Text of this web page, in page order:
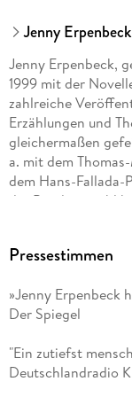
Jenny Erpenbeck
Jenny Erpenbeck,
1999 mit der
zahlreiche
Erzählungen und
gleichermaßen
a. mit dem
dem Hans-Fallada-
der
Fiction Prize
Europeo geehrt.
Guardian auf der
jüngsten Romans
Longlist des
Pressestimmen
»Jenny Erpenbeck
Der Spiegel
"Ein zutiefst
Deutschlandradio